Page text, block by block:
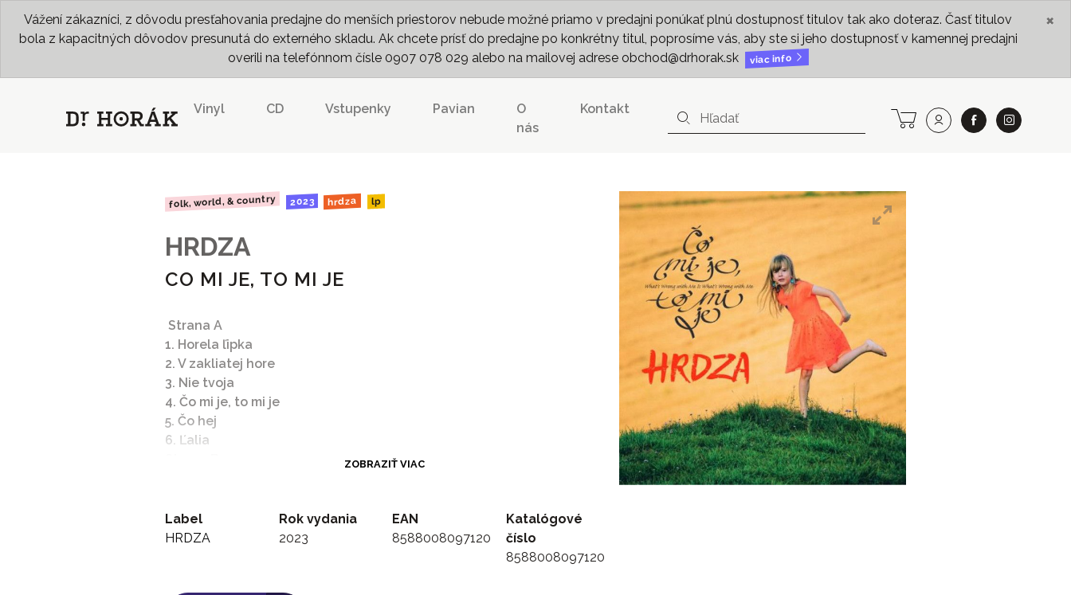
Vážení zákazníci, z dôvodu presťahovania predajne do menších priestorov nebude možné priamo v predajni ponúkať plnú dostupnosť titulov tak ako doteraz. Časť titulov
bola z kapacitných dôvodov presunutá do externého skladu. Ak chcete prísť do predajne po konkrétny titul, poprosíme vás, aby ste si jeho dostupnosť v kamennej predajni
overili na telefónnom čísle 0907 078 029 alebo na mailovej adrese obchod@drhorak.sk
viac info
×
Vinyl CD Vstupenky Pavian
O
nás
Kontakt
folk, world, & country 2023 hrdza lp
HRDZA
CO MI JE, TO MI JE
Strana A
1. Horela ľipka
2. V zakliatej hore
3. Nie tvoja
4. Čo mi je, to mi je
5. Čo hej
6. Ľalia
3. Vretienko
4. Krčmáročka
ZOBRAZIŤ VIAC
Label
HRDZA
Rok vydania
2023
EAN
8588008097120
Katalógové
číslo
8588008097120